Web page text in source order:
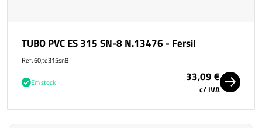
TUBO PVC ES 315 SN-8 N.13476 - Fersil
Ref. 60,te315sn8
Em stock 33,09 €
c/ IVA